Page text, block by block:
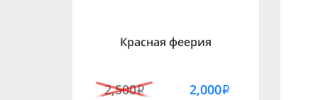
Красная феерия
2,500i 2,000i